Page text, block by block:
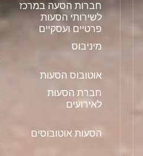
חברות הסעה במרכז
לשירותי הסעות
פרטיים ועסקיים
מיניבוס
אוטובוס הסעות
חברת הסעות
לאירועים
הסעות אוטובוסים